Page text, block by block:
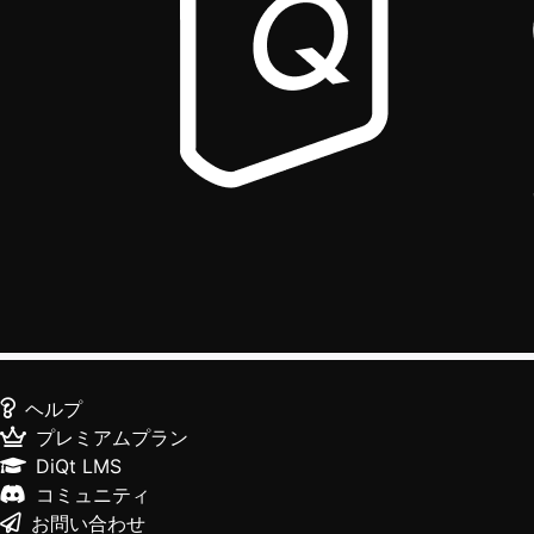
ヘルプ
プレミアムプラン
DiQt LMS
コミュニティ
お問い合わせ